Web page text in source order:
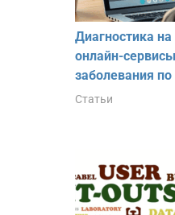
Диагностика
онлайн-
заболевания
Статьи